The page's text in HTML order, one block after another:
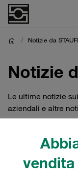
vendita
/ Notizie da
Notizie
Le ultime notizie
aziendali e altre
Top-News